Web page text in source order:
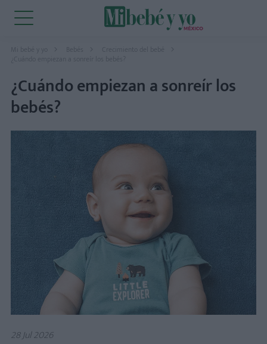
Mi bebé y yo Bebés
Crecimiento del bebé
¿Cuándo empiezan a sonreír los
bebés?
28 Jul 2026